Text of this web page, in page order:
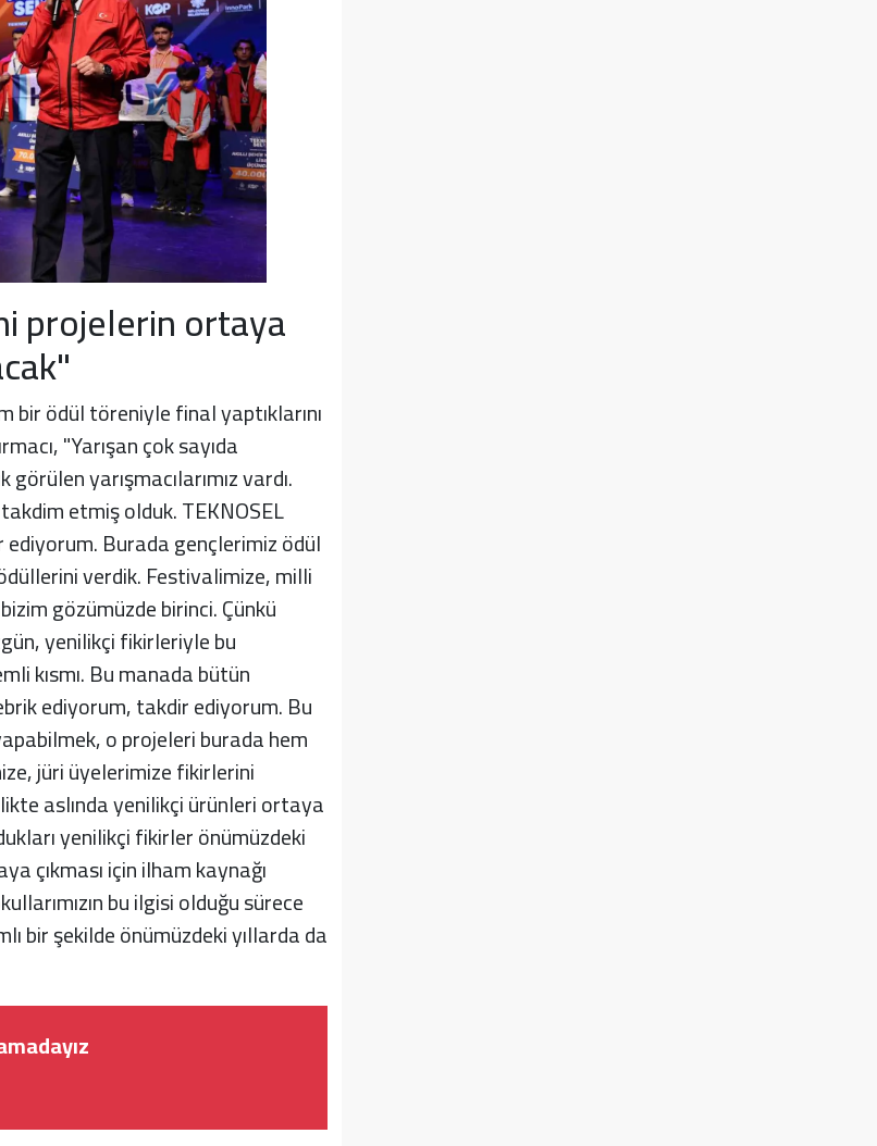
projelerin ortaya
bir ödül töreniyle final yaptıklarını
"Yarışan çok sayıda
yarışmacılarımız vardı.
etmiş olduk. TEKNOSEL
ediyorum. Burada gençlerimiz ödül
verdik. Festivalimize, milli
gözümüzde birinci. Çünkü
yenilikçi fikirleriyle bu
kısmı. Bu manada bütün
ediyorum, takdir ediyorum. Bu
o projeleri burada hem
jüri üyelerimize fikirlerini
aslında yenilikçi ürünleri ortaya
yenilikçi fikirler önümüzdeki
çıkması için ilham kaynağı
bu ilgisi olduğu sürece
bir şekilde önümüzdeki yıllarda da